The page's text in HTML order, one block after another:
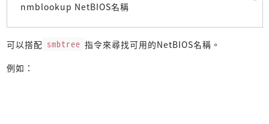
nmblookup NetBIOS名稱
可以搭配 smbtree 指令來尋找可用的NetBIOS名稱。
例如：